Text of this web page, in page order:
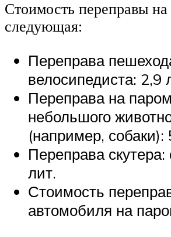
Стоимость переправы
следующая:
Переправа
велосипедиста: 2,9
Переправа на
небольшого
(например, собаки):
Переправа
лит.
Стоимость
автомобиля на